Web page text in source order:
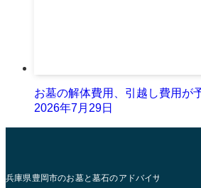
お墓の解体費用、引越し費用が
2026年7月29日
兵庫県豊岡市のお墓と墓石のアドバイザー | おお